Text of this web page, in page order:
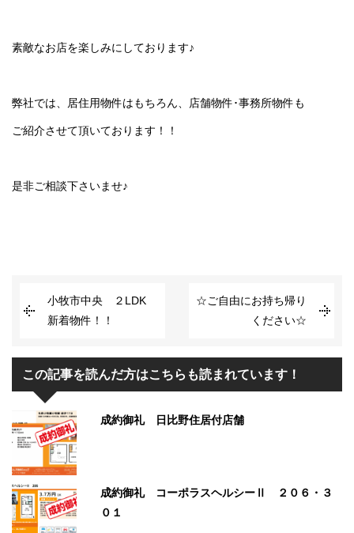
素敵なお店を楽しみにしております♪
弊社では、居住用物件はもちろん、店舗物件･事務所物件も
ご紹介させて頂いております！！
是非ご相談下さいませ♪
小牧市中央 ２LDK
新着物件！！
☆ご自由にお持ち帰り
ください☆
この記事を読んだ方はこちらも読まれています！
成約御礼 日比野住居付店舗
成約御礼 コーポラスヘルシーⅡ ２０６・３
０１